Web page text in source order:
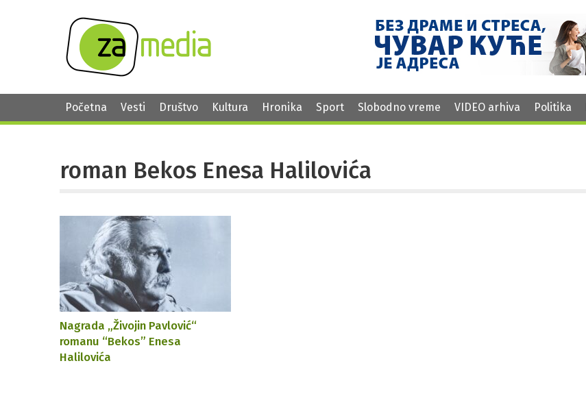
Početna Vesti Društvo Kultura Hronika Sport Slobodno vreme VIDEO arhiva Politika
roman Bekos Enesa Halilovića
Nagrada „Živojin Pavlović“
romanu “Bekos” Enesa
Halilovića